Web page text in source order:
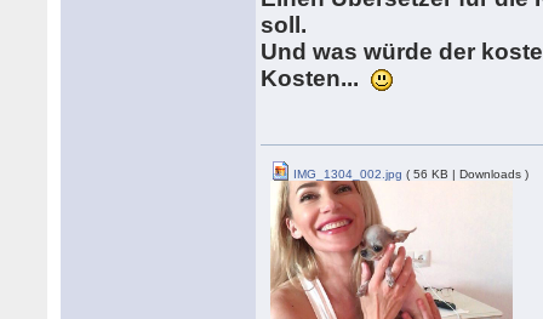
soll.
Und was würde der
Kosten...
IMG_1304_002.jpg ( 56 KB | Downloads )